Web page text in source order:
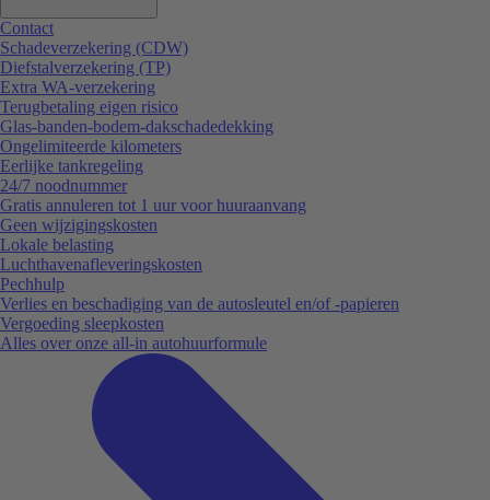
Contact
Schadeverzekering (CDW)
Diefstalverzekering (TP)
Extra WA-verzekering
Terugbetaling eigen risico
Glas-banden-bodem-dakschadedekking
Ongelimiteerde kilometers
Eerlijke tankregeling
24/7 noodnummer
Gratis annuleren tot 1 uur voor huuraanvang
Geen wijzigingskosten
Lokale belasting
Luchthavenafleveringskosten
Pechhulp
Verlies en beschadiging van de autosleutel en/of -papieren
Vergoeding sleepkosten
Alles over onze all-in autohuurformule